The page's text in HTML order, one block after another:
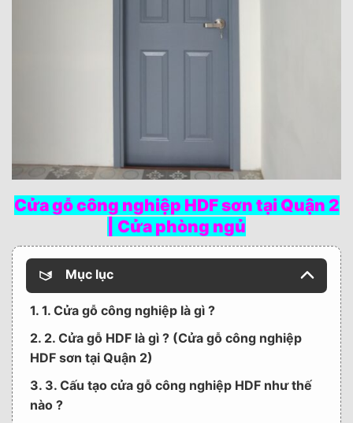
Cửa gỗ công nghiệp HDF sơn tại Quận 2
| Cửa phòng ngủ
Mục lục
1. 1. Cửa gỗ công nghiệp là gì ?
2. 2. Cửa gỗ HDF là gì ? (Cửa gỗ công nghiệp
HDF sơn tại Quận 2)
3. 3. Cấu tạo cửa gỗ công nghiệp HDF như thế
nào ?